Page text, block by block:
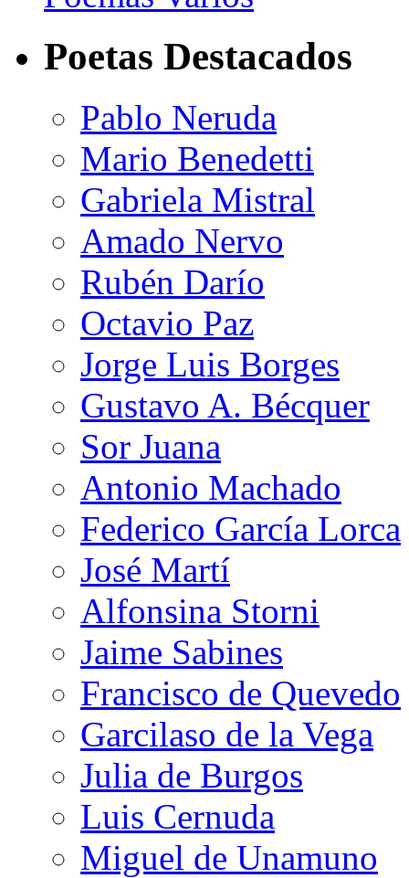
Poetas Destacados
Pablo Neruda
Mario Benedetti
Gabriela Mistral
Amado Nervo
Rubén Darío
Octavio Paz
Jorge Luis Borges
Gustavo A. Bécquer
Sor Juana
Antonio Machado
Federico García Lorca
José Martí
Alfonsina Storni
Jaime Sabines
Francisco de Quevedo
Garcilaso de la Vega
Julia de Burgos
Luis Cernuda
Miguel de Unamuno